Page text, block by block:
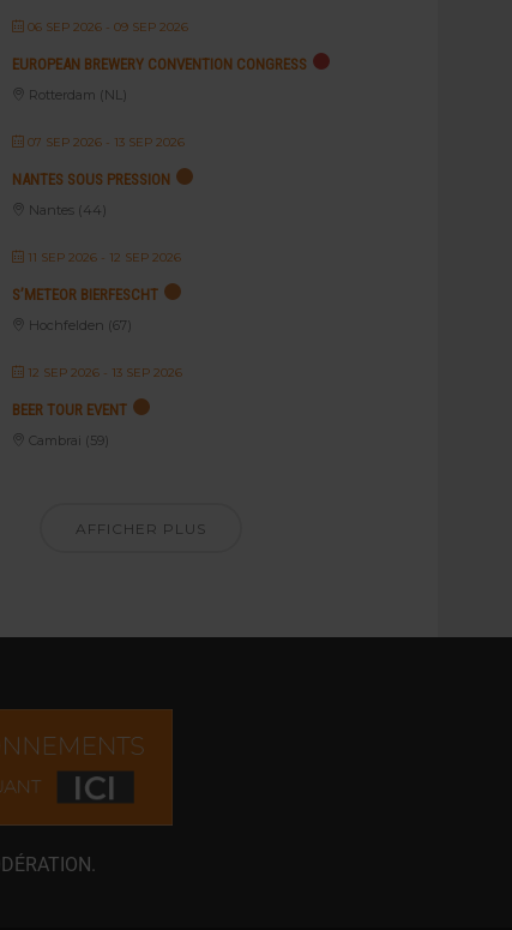
06 SEP 2026 - 09 SEP 2026
EUROPEAN BREWERY CONVENTION CONGRESS
Rotterdam (NL)
07 SEP 2026 - 13 SEP 2026
NANTES SOUS PRESSION
Nantes (44)
11 SEP 2026 - 12 SEP 2026
S’METEOR BIERFESCHT
Hochfelden (67)
12 SEP 2026 - 13 SEP 2026
BEER TOUR EVENT
Cambrai (59)
AFFICHER PLUS